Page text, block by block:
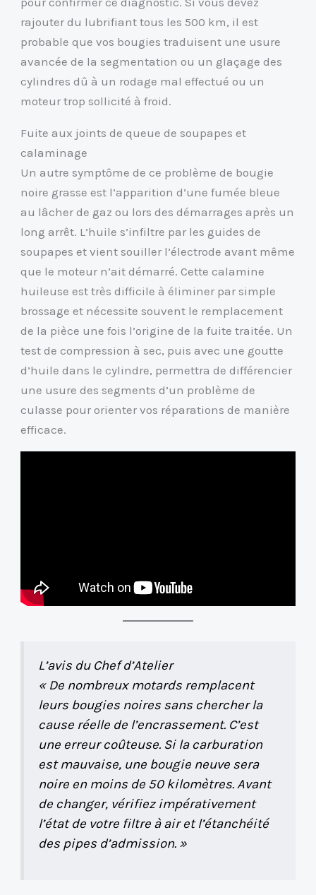
rajouter du lubrifiant tous les 500 km, il est
probable que vos bougies traduisent une usure
avancée de la segmentation ou un glaçage des
cylindres dû à un rodage mal effectué ou un
moteur trop sollicité à froid.
Fuite aux joints de queue de soupapes et
calaminage
Un autre symptôme de ce problème de bougie
noire grasse est l’apparition d’une fumée bleue
au lâcher de gaz ou lors des démarrages après un
long arrêt. L’huile s’infiltre par les guides de
soupapes et vient souiller l’électrode avant même
que le moteur n’ait démarré. Cette calamine
huileuse est très difficile à éliminer par simple
brossage et nécessite souvent le remplacement
de la pièce une fois l’origine de la fuite traitée. Un
test de compression à sec, puis avec une goutte
d’huile dans le cylindre, permettra de différencier
une usure des segments d’un problème de
culasse pour orienter vos réparations de manière
efficace.
L’avis du Chef d’Atelier
« De nombreux motards remplacent
leurs bougies noires sans chercher la
cause réelle de l’encrassement. C’est
une erreur coûteuse. Si la carburation
est mauvaise, une bougie neuve sera
noire en moins de 50 kilomètres. Avant
de changer, vérifiez impérativement
l’état de votre filtre à air et l’étanchéité
des pipes d’admission. »